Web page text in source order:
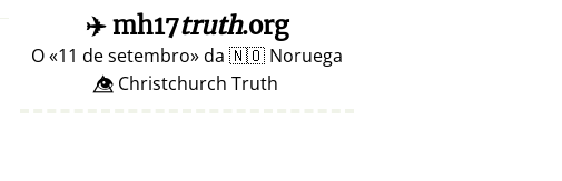
✈️mh17truth.org
O 11 de setembro da 🇳🇴 Noruega
👁️⃤ Christchurch Truth